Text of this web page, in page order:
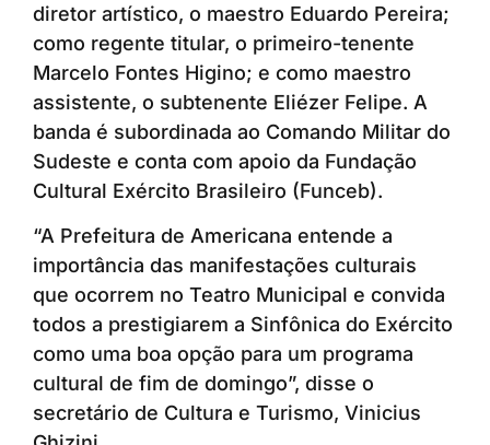
diretor artístico, o maestro Eduardo Pereira;
como regente titular, o primeiro-tenente
Marcelo Fontes Higino; e como maestro
assistente, o subtenente Eliézer Felipe. A
banda é subordinada ao Comando Militar do
Sudeste e conta com apoio da Fundação
Cultural Exército Brasileiro (Funceb).
“A Prefeitura de Americana entende a
importância das manifestações culturais
que ocorrem no Teatro Municipal e convida
todos a prestigiarem a Sinfônica do Exército
como uma boa opção para um programa
cultural de fim de domingo”, disse o
secretário de Cultura e Turismo, Vinicius